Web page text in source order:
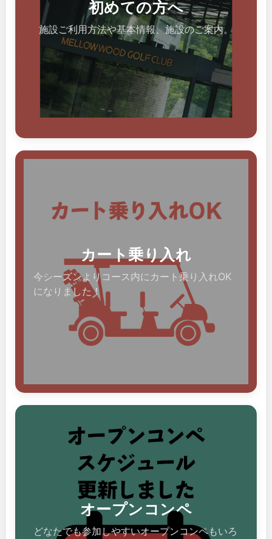
初めての方へ
施設ご利用方法や基本情報、施設のご案内。
カート乗り入れ
今シーズンよりコース内にカート乗り入れOK
になりました！
オープンコンペ
どなたでも参加しやすいオープンコンペもいろ